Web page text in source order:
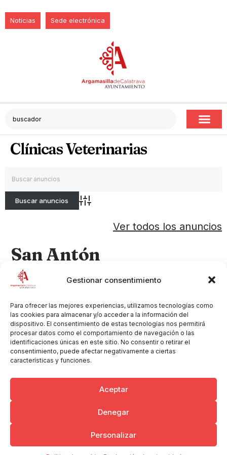
Gestionar consentimiento
Para ofrecer las mejores experiencias, utilizamos tecnologías como
las cookies para almacenar y/o acceder a la información del
dispositivo. El consentimiento de estas tecnologías nos permitirá
procesar datos como el comportamiento de navegación o las
identificaciones únicas en este sitio. No consentir o retirar el
consentimiento, puede afectar negativamente a ciertas
características y funciones.
Aceptar
Denegar
Personalizar
Noticias Sede electrónica
Clínicas Veterinarias
Búsqueda avanzada
Ver todos los anuncios
San Antón
Categoría del anuncio
Teléfono
Correo electrónico carmengc93@yahoo.es
Dirección
C/ Argentina, 13
13440 Argamasilla de Calatrava
Sector
Veterinario
Copyright © 2026 Ayuntamiento de Argamasilla de Calatrava
Politica de Privacidad y Aviso Legal